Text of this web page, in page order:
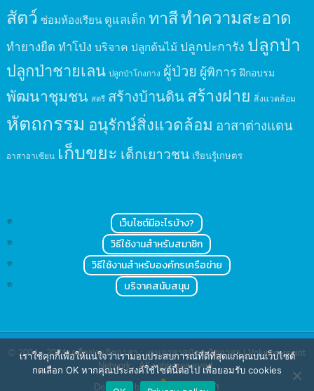
สัตว์ ซ่อมห้องเรียน ดูแลเด็ก ทาสีทำความสะอาด
ทำยางยืด ทำโป่ง บริจาค ปลูกต้นไม้ ปลูกปะการัง ปลูกป่า
ปลูกป่าชายเลน ปลูกป่าโกงกาง ผู้ป่วย ผู้พิการ ฝึกอบรม
พัฒนาชุมชน สตรี สร้างบ้านดินสร้างฝาย สิ่งแวดล้อม
หัตถกรรม อนุรักษ์สิ่งแวดล้อม อาสาต่างแดน
อาสาอาเซียน เก็บขยะ เด็กเยาวชน เรียนรู้เกษตร
เว็บไซต์มีอะไรบ้าง?
วิธีใช้งานสำหรับสมาชิก
วิธีใช้งานสำหรับองค์กรเครือข่าย
บริจาคสนับสนุน
© 2004 - 2024เครือข่ายจิตอาสา : งานอาสาสมัคร จิตอาสา | Volunteerspirit
Network. All rights reserved.
Designed by
เราใช้คุกกี้เพื่อให้แน่ใจว่าเรามอบประสบการณ์ที่ดีที่สุดแก่คุณบนเว็บไซต์
กดเลือก OK หากคุณประสงค์ใช้ไซต์นี้ต่อไป เพื่อยอมรับ cookies